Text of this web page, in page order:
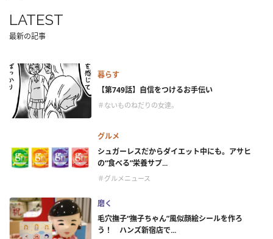
LATEST
最新の記事
暮らす
【第749話】自信をつけるお手伝い
＃ないものねだりの女達。
グルメ
シュガーレスだからダイエット中にも。アサヒ
の“食べる”栄養サプ...
＃グルメニュース
磨く
毛穴撫子“撫子ちゃん”風似顔絵シールを作ろ
う！ ハンズ新宿店で...